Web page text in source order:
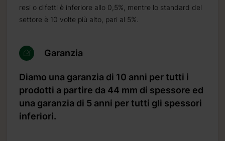
resi o difetti è inferiore allo 0,5%, mentre lo standard del
settore è 10 volte più alto, pari al 5%.
Garanzia
Diamo una garanzia di 10 anni per tutti i
prodotti a partire da 44 mm di spessore ed
una garanzia di 5 anni per tutti gli spessori
inferiori.